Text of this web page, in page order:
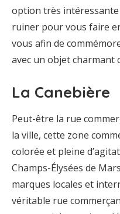
option très intéressante
ruiner pour vous faire
vous afin de
avec un objet charmant
La Canebière
Peut-être la rue
la ville, cette zone
colorée et pleine
Champs-Élysées de
marques locales et
véritable rue